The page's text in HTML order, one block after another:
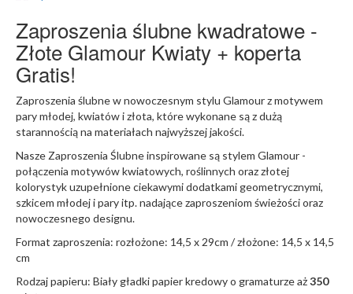
Zaproszenia ślubne kwadratowe -
Złote Glamour Kwiaty + koperta
Gratis!
Zaproszenia ślubne w nowoczesnym stylu Glamour z motywem
pary młodej, kwiatów i złota, które wykonane są z dużą
starannością na materiałach najwyższej jakości.
Nasze Zaproszenia Ślubne inspirowane są stylem Glamour -
połączenia motywów kwiatowych, roślinnych oraz złotej
kolorystyk uzupełnione ciekawymi dodatkami geometrycznymi,
szkicem młodej i pary itp. nadające zaproszeniom świeżości oraz
nowoczesnego designu.
Format zaproszenia: rozłożone: 14,5 x 29cm / złożone: 14,5 x 14,5
cm
Rodzaj papieru: Biały gładki papier kredowy o gramaturze aż350